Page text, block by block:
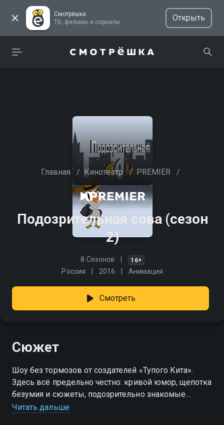
Смотрёшка
ТВ, фильмы и сериалы
Открыть
Главная / Кинотеатр / PREMIER /
Подозрительная сова (сезон
2)
8 Сезонов 16+
Россия 2016 Анимация
Смотреть
Сюжет
Шоу без тормозов от создателей «Тупого Кита».
Здесь всё предельно честно: кривой юмор, щепотка
безумия и сюжеты, подозрительно знакомые
каждому. Всё это — под соусом совьей тревожности
Читать дальше